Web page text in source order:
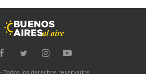
Todos los derechos reservados